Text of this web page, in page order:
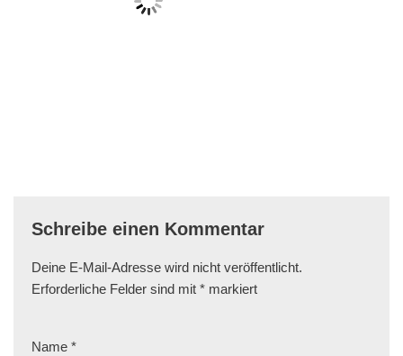
Schreibe einen Kommentar
Deine E-Mail-Adresse wird nicht veröffentlicht.
Erforderliche Felder sind mit * markiert
Name *